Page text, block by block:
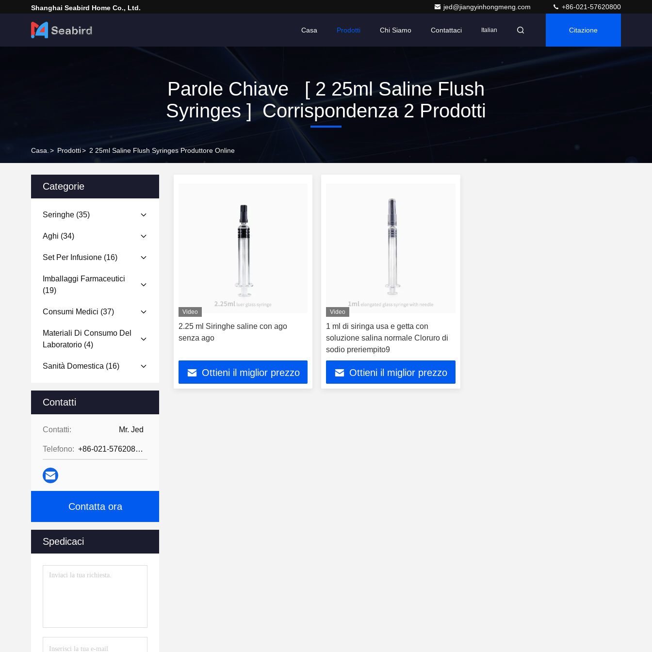
Shanghai Seabird Home Co., Ltd. jed@jiangyinhongmeng.com +86-021-57620800
Casa Prodotti Chi Siamo Contattaci Italian Citazione
Parole Chiave [ 2 25ml Saline Flush
Syringes ] Corrispondenza 2 Prodotti
Casa. > Prodotti> 2 25ml Saline Flush Syringes Produttore Online
Categorie
Seringhe (35)
Aghi (34)
Set Per Infusione (16)
Imballaggi Farmaceutici
(19)
Consumi Medici (37)
Materiali Di Consumo Del
Laboratorio (4)
Sanità Domestica (16)
Contatti
Contatti: Mr. Jed
Telefono: +86-021-57620800
Contatta ora
Spedicaci
Video
2.25 ml Siringhe saline con ago
senza ago
Ottieni il miglior prezzo
Video
1 ml di siringa usa e getta con
soluzione salina normale Cloruro di
sodio preriempito9
Ottieni il miglior prezzo